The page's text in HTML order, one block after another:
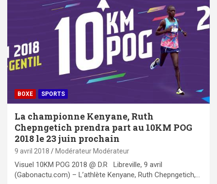
BOXE SPORTS
La championne Kenyane, Ruth
Chepngetich prendra part au 10KM POG
2018 le 23 juin prochain
9 avril 2018 Modérateur Modérateur
Visuel 10KM POG 2018 @ D.R Libreville, 9 avril
(Gabonactu.com) – L’athlète Kenyane, Ruth Chepngetich,…